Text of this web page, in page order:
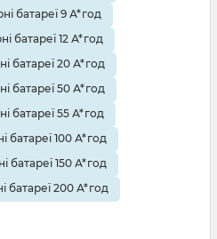
батареї 9 А*год
батареї 12 А*год
батареї 20 А*год
батареї 50 А*год
батареї 55 А*год
батареї 100 А*год
батареї 150 А*год
батареї 200 А*год